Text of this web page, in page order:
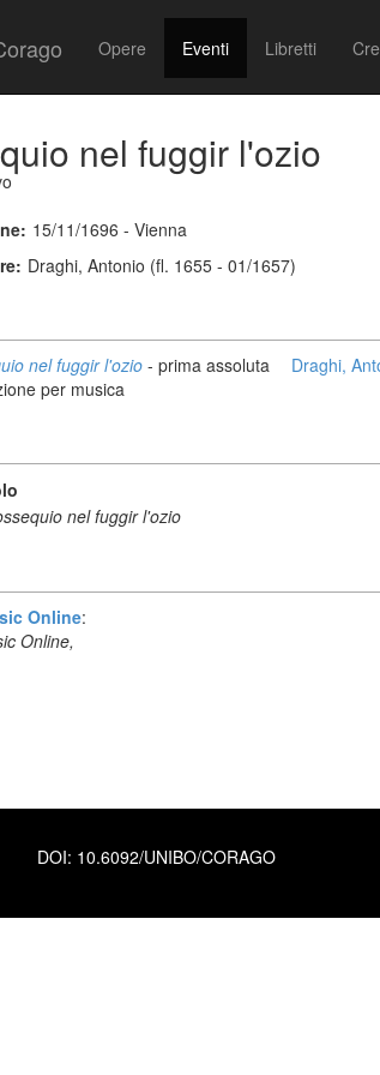
Opere Eventi Libretti
nel fuggir l'ozio
15/11/1696 - Vienna
Draghi, Antonio (fl. 1655 - 01/1657)
nel fuggir l'ozio - prima assoluta
per musica
Draghi,
nel fuggir l'ozio
Online:
Online,
DOI: 10.6092/UNIBO/CORAGO